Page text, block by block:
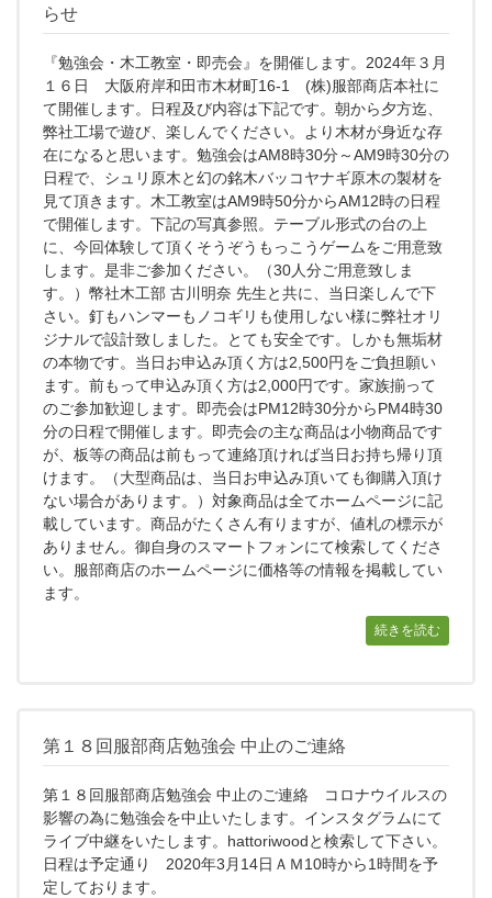
らせ
『勉強会・木工教室・即売会』を開催します。2024年３月
１６日 大阪府岸和田市木材町16-1 (株)服部商店本社に
て開催します。日程及び内容は下記です。朝から夕方迄、
弊社工場で遊び、楽しんでください。より木材が身近な存
在になると思います。勉強会はAM8時30分～AM9時30分の
日程で、シュリ原木と幻の銘木バッコヤナギ原木の製材を
見て頂きます。木工教室はAM9時50分からAM12時の日程
で開催します。下記の写真参照。テーブル形式の台の上
に、今回体験して頂くそうぞうもっこうゲームをご用意致
します。是非ご参加ください。（30人分ご用意致しま
す。）幣社木工部 古川明奈 先生と共に、当日楽しんで下
さい。釘もハンマーもノコギリも使用しない様に弊社オリ
ジナルで設計致しました。とても安全です。しかも無垢材
の本物です。当日お申込み頂く方は2,500円をご負担願い
ます。前もって申込み頂く方は2,000円です。家族揃って
のご参加歓迎します。即売会はPM12時30分からPM4時30
分の日程で開催します。即売会の主な商品は小物商品です
が、板等の商品は前もって連絡頂ければ当日お持ち帰り頂
けます。（大型商品は、当日お申込み頂いても御購入頂け
ない場合があります。）対象商品は全てホームページに記
載しています。商品がたくさん有りますが、値札の標示が
ありません。御自身のスマートフォンにて検索してくださ
い。服部商店のホームページに価格等の情報を掲載してい
ます。
続きを読む
第１８回服部商店勉強会 中止のご連絡
第１８回服部商店勉強会 中止のご連絡 コロナウイルスの
影響の為に勉強会を中止いたします。インスタグラムにて
ライブ中継をいたします。hattoriwoodと検索して下さい。
日程は予定通り 2020年3月14日ＡＭ10時から1時間を予
定しております。